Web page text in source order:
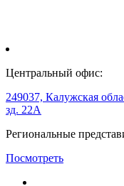
Центральный офис:
249037, Калужская
зд. 22А
Региональные
Посмотреть